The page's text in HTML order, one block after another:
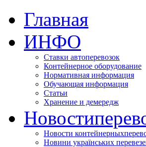
Главная
ИНФО
Ставки автоперевозок
Контейнерное оборудование
Нормативная информация
Обучающая информация
Статьи
Хранение и демередж
Новости
Новости контейнерных
Новини українських